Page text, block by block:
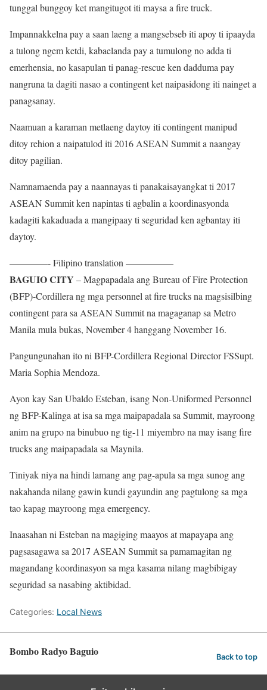
tunggal bunggoy ket mangitugot iti maysa a fire truck.
Impannakkelna pay a saan laeng a mangsebseb iti apoy ti ipaayda
a tulong ngem ketdi, kabaelanda pay a tumulong no adda ti
emerhensia, no kasapulan ti panag-rescue ken dadduma pay
nangruna ta dagiti nasao a contingent ket naipasidong iti nainget a
panagsanay.
Naamuan a karaman metlaeng daytoy iti contingent manipud
ditoy rehion a naipatulod iti 2016 ASEAN Summit a naangay
ditoy pagilian.
Namnamaenda pay a naannayas ti panakaisayangkat ti 2017
ASEAN Summit ken napintas ti agbalin a koordinasyonda
kadagiti kakaduada a mangipaay ti seguridad ken agbantay iti
daytoy.
————- Filipino translation —————
BAGUIO CITY – Magpapadala ang Bureau of Fire Protection
(BFP)-Cordillera ng mga personnel at fire trucks na magsisilbing
contingent para sa ASEAN Summit na magaganap sa Metro
Manila mula bukas, November 4 hanggang November 16.
Pangungunahan ito ni BFP-Cordillera Regional Director FSSupt.
Maria Sophia Mendoza.
Ayon kay San Ubaldo Esteban, isang Non-Uniformed Personnel
ng BFP-Kalinga at isa sa mga maipapadala sa Summit, mayroong
anim na grupo na binubuo ng tig-11 miyembro na may isang fire
trucks ang maipapadala sa Maynila.
Tiniyak niya na hindi lamang ang pag-apula sa mga sunog ang
nakahanda nilang gawin kundi gayundin ang pagtulong sa mga
tao kapag mayroong mga emergency.
Inaasahan ni Esteban na magiging maayos at mapayapa ang
pagsasagawa sa 2017 ASEAN Summit sa pamamagitan ng
magandang koordinasyon sa mga kasama nilang magbibigay
seguridad sa nasabing aktibidad.
Categories: Local News
Bombo Radyo Baguio Back to top